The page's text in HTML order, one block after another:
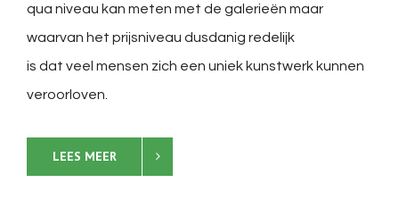
qua niveau kan meten met de galerieën maar
waarvan het prijsniveau dusdanig redelijk
is dat veel mensen zich een uniek kunstwerk kunnen
veroorloven.
LEES MEER